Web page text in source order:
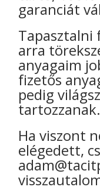
garanciát
Tapasztalni
arra
anyagaim
fizetős
pedig
tartozzanak.
Ha viszont
elégedett,